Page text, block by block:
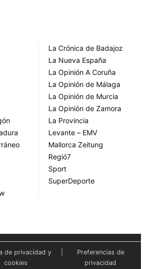
La Crónica de Badajoz
La Nueva España
La Opinión A Coruña
La Opinión de Málaga
La Opinión de Murcia
La Opinión de Zamora
La Provincia
Levante – EMV
Mallorca Zeitung
Regió7
Sport
SuperDeporte
de privacidad y
cookies
Preferencias de
privacidad